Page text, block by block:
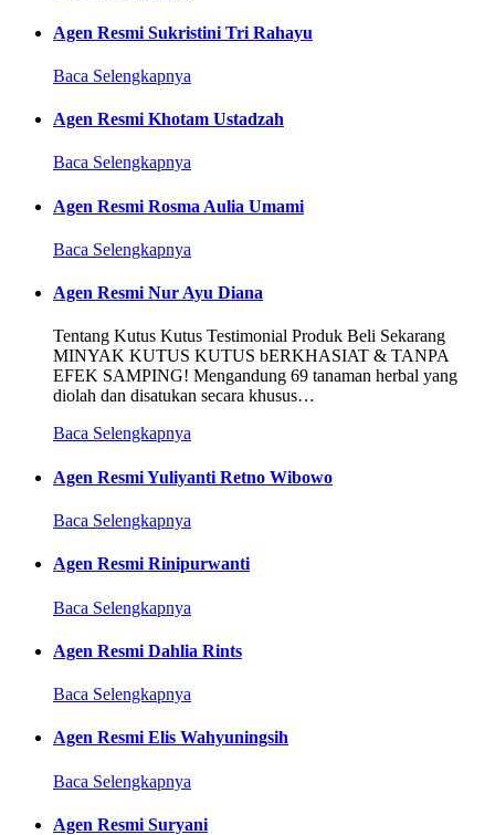
Agen Resmi Sukristini Tri Rahayu
Baca Selengkapnya
Agen Resmi Khotam Ustadzah
Baca Selengkapnya
Agen Resmi Rosma Aulia Umami
Baca Selengkapnya
Agen Resmi Nur Ayu Diana
Tentang Kutus Kutus Testimonial Produk Beli Sekarang
MINYAK KUTUS KUTUS bERKHASIAT & TANPA
EFEK SAMPING! Mengandung 69 tanaman herbal yang
diolah dan disatukan secara khusus…
Baca Selengkapnya
Agen Resmi Yuliyanti Retno Wibowo
Baca Selengkapnya
Agen Resmi Rinipurwanti
Baca Selengkapnya
Agen Resmi Dahlia Rints
Baca Selengkapnya
Agen Resmi Elis Wahyuningsih
Baca Selengkapnya
Agen Resmi Suryani